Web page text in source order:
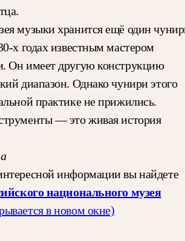
музыки хранится ещё один
х годах известным мастером
Он имеет другую конструкцию
диапазон. Однако чунири этого
практике не прижились.
— это живая история
информации вы найдете
национального музея
в новом окне)